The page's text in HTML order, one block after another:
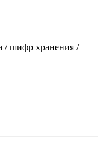
/ шифр хранения /